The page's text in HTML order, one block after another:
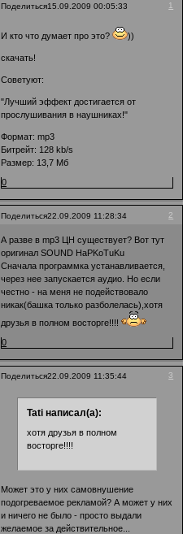
Поделиться 1
15.09.2009 00:05:33
И кто что думает про это? ))
скачать!
Советуют:
"Лучший эффект достигается от
прослушивания в наушниках!"
Формат: mp3
Битрейт: 128 kb/s
Размер: 13,7 Мб
0
Поделиться 2
22.09.2009 11:28:34
А разве в mp3 ЦН существует? Вот тут
оригиналSOUND HaPKoTuKu
Сначала программка устанавливается,
через нее запускается аудио. Но если
честно - на меня не подействовало
никак(башка только разболелась),хотя
друзья в полном восторге!!!!
0
Поделиться 3
22.09.2009 11:35:44
Tati написал(а):
хотя друзья в полном
восторге!!!!
Может это у них самовнушение
подогреваемое рекламой? А может у них
и ничего не было - просто выдали
желаемое за действительное...